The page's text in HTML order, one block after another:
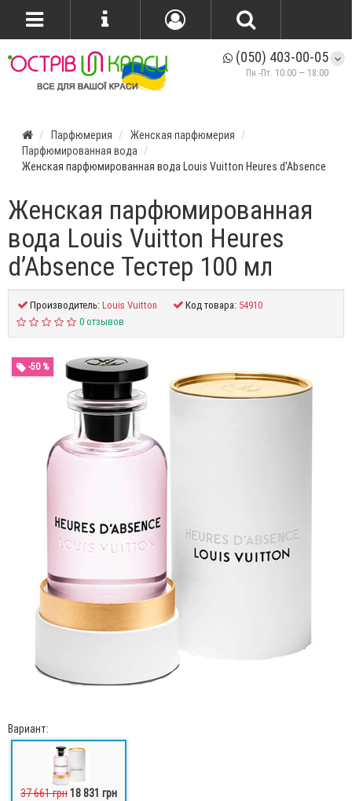
(050) 403-00-05
Пн.-Пт. 10:00 — 18:00
Парфюмерия
Женская парфюмерия
Парфюмированная вода
Женская парфюмированная вода Louis Vuitton Heures d’Absence
Женская парфюмированная
вода Louis Vuitton Heures
d’Absence Тестер 100 мл
Производитель:Louis Vuitton Код товара: 54910
0 отзывов
-50 %
Вариант:
37 661 грн18 831 грн